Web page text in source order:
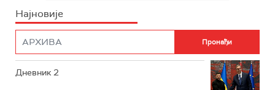
Најновије
Дневник 2